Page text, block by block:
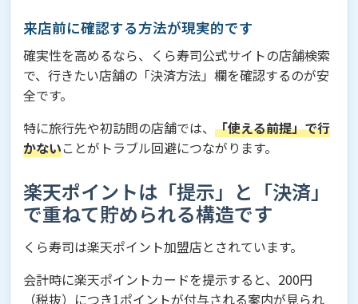
来店前に確認する方法が現実的です
確実性を高めるなら、くら寿司公式サイトの店舗検索
で、行きたい店舗の「決済方法」欄を確認するのが安
全です。
特に旅行先や初訪問の店舗では、 「使える前提」で行
かないことがトラブル回避につながります。
楽天ポイントは「提示」と「決済」
で重ねて貯められる構造です
くら寿司は楽天ポイント加盟店とされています。
会計時に楽天ポイントカードを提示すると、200円
（税抜）につき1ポイントが付与される案内が見られ